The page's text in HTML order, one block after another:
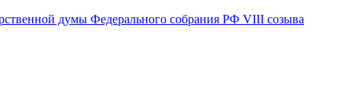
думы Федерального собрания РФ VIII созыва